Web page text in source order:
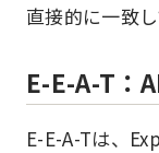
直接的に一致し
E-E-A-T：
E-E-A-Tは、